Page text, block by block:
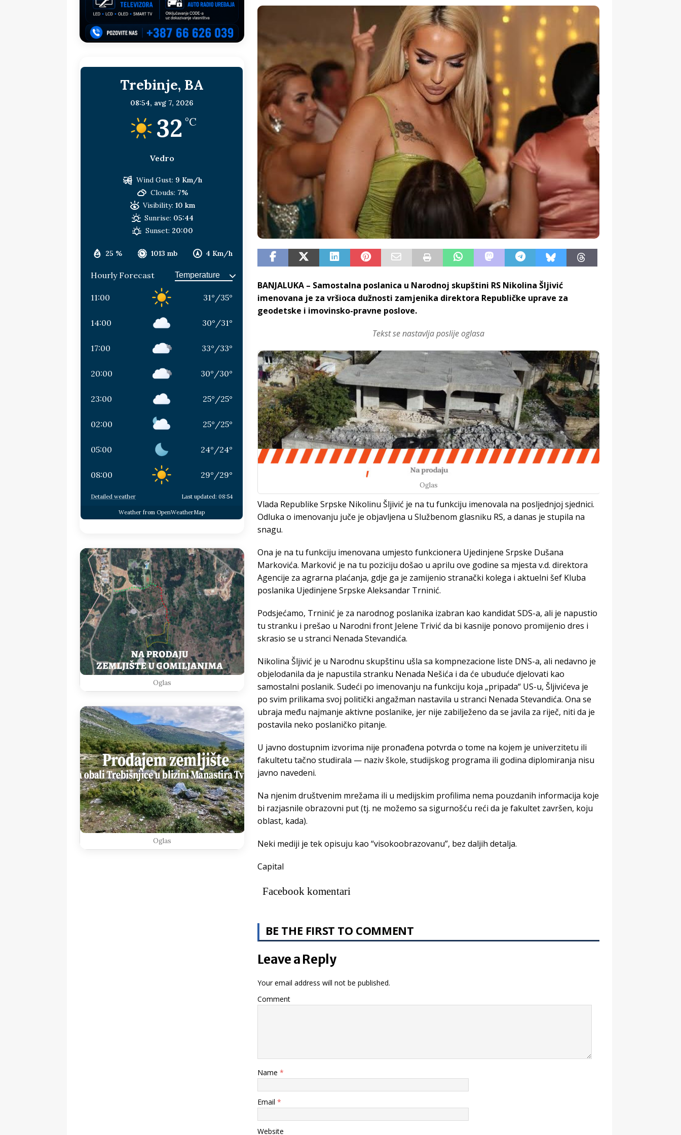
sljedeća meta!? BOSNA I HERCEGOVINA
[ 14. jul 2026. ] Budimiru je jako žao!
LIČNI STAV
[ 11. jul 2026. ] Ako se povučemo i sve im prepustimo, ostaće nam samo siledžije i tišina BOSNA I
HERCEGOVINA
[ 9. jul 2026. ] RTRS-u blokirani svi računi REPUBLIKA SRPSKA
[ 30. jul 2026. ] Uhapšen bivši gradonačelnik Splita, Željko Kerum SVIJET
BANJALUKA – Samostalna poslanica u Narodnoj skupštini RS Nikolina Šljivić
imenovana je za vršioca dužnosti zamjenika direktora Republičke uprave za
geodetske i imovinsko-pravne poslove.
Tekst se nastavlja poslije oglasa
Oglas
Vlada Republike Srpske Nikolinu Šljivić je na tu funkciju imenovala na posljednjoj sjednici.
Odluka o imenovanju juče je objavljena u Službenom glasniku RS, a danas je stupila na
snagu.
Ona je na tu funkciju imenovana umjesto funkcionera Ujedinjene Srpske Dušana
Markovića. Marković je na tu poziciju došao u aprilu ove godine sa mjesta v.d. direktora
Agencije za agrarna plaćanja, gdje ga je zamijenio stranački kolega i aktuelni šef Kluba
poslanika Ujedinjene Srpske Aleksandar Trninić.
Podsjećamo, Trninić je za narodnog poslanika izabran kao kandidat SDS-a, ali je napustio
tu stranku i prešao u Narodni front Jelene Trivić da bi kasnije ponovo promijenio dres i
skrasio se u stranci Nenada Stevandića.
Nikolina Šljivić je u Narodnu skupštinu ušla sa kompnezacione liste DNS-a, ali nedavno je
objelodanila da je napustila stranku Nenada Nešića i da će ubuduće djelovati kao
samostalni poslanik. Sudeći po imenovanju na funkciju koja „pripada“ US-u, Šljivićeva je
po svim prilikama svoj politički angažman nastavila u stranci Nenada Stevandića. Ona se
ubraja među najmanje aktivne poslanike, jer nije zabilježeno da se javila za riječ, niti da je
postavila neko poslaničko pitanje.
U javno dostupnim izvorima nije pronađena potvrda o tome na kojem je univerzitetu ili
fakultetu tačno studirala — naziv škole, studijskog programa ili godina diplomiranja nisu
javno navedeni.
Na njenim društvenim mrežama ili u medijskim profilima nema pouzdanih informacija koje
bi razjasnile obrazovni put (tj. ne možemo sa sigurnošću reći da je fakultet završen, koju
oblast, kada).
Neki mediji je tek opisuju kao “visokoobrazovanu”, bez daljih detalja.
Capital
Facebook komentari
BE THE FIRST TO COMMENT
Leave a Reply
Your email address will not be published.
Comment
Name *
Email *
Website
Trebinje, BA
08:54, avg 7, 2026
32 °C
Vedro
25 % 1013 mb 4 Km/h
Wind Gust: 9 Km/h
Clouds: 7%
Visibility: 10 km
Sunrise: 05:44
Sunset: 20:00
Hourly Forecast
11:00 31° /35°
14:00 30° /31°
17:00 33° /33°
20:00 30° /30°
23:00 25° /25°
02:00 25° /25°
05:00 24° /24°
08:00 29° /29°
Detailed weather Last updated: 08:54
Weather from OpenWeatherMap
Oglas
Oglas